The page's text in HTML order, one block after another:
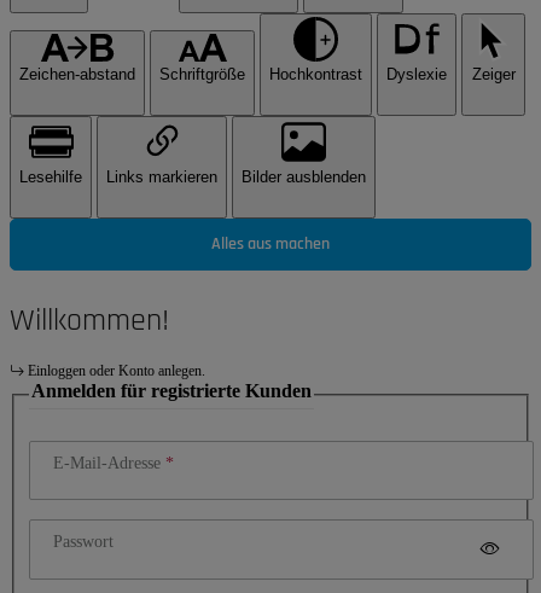
Zeichen-abstand Schriftgröße Hochkontrast Dyslexie Zeiger
Lesehilfe Links markieren Bilder ausblenden
Alles aus machen
Willkommen!
Einloggen oder Konto anlegen.
Anmelden für registrierte Kunden
E-Mail-Adresse
Passwort